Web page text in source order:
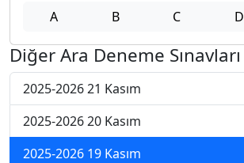
A B C D
Diğer Ara Deneme Sınavları
2025-2026 21 Kasım
2025-2026 20 Kasım
2025-2026 19 Kasım